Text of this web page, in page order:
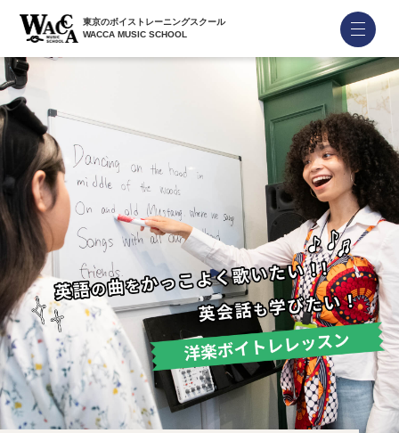
東京のボイストレーニングスクール
WACCA MUSIC SCHOOL